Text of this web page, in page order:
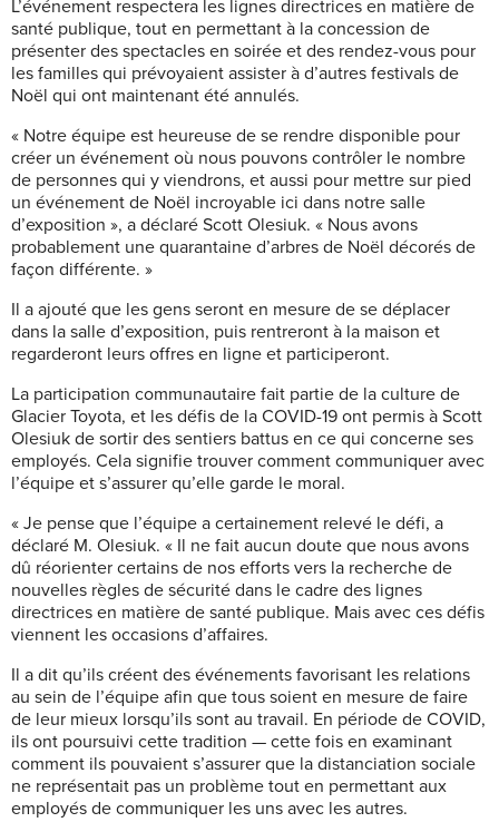
L’événement respectera les lignes directrices en matière de
santé publique, tout en permettant à la concession de
présenter des spectacles en soirée et des rendez-vous pour
les familles qui prévoyaient assister à d’autres festivals de
Noël qui ont maintenant été annulés.
« Notre équipe est heureuse de se rendre disponible pour
créer un événement où nous pouvons contrôler le nombre
de personnes qui y viendrons, et aussi pour mettre sur pied
un événement de Noël incroyable ici dans notre salle
d’exposition », a déclaré Scott Olesiuk. « Nous avons
probablement une quarantaine d’arbres de Noël décorés de
façon différente. »
Il a ajouté que les gens seront en mesure de se déplacer
dans la salle d’exposition, puis rentreront à la maison et
regarderont leurs offres en ligne et participeront.
La participation communautaire fait partie de la culture de
Glacier Toyota, et les défis de la COVID-19 ont permis à Scott
Olesiuk de sortir des sentiers battus en ce qui concerne ses
employés. Cela signifie trouver comment communiquer avec
l’équipe et s’assurer qu’elle garde le moral.
« Je pense que l’équipe a certainement relevé le défi, a
déclaré M. Olesiuk. « Il ne fait aucun doute que nous avons
dû réorienter certains de nos efforts vers la recherche de
nouvelles règles de sécurité dans le cadre des lignes
directrices en matière de santé publique. Mais avec ces défis
viennent les occasions d’affaires.
Il a dit qu’ils créent des événements favorisant les relations
au sein de l’équipe afin que tous soient en mesure de faire
de leur mieux lorsqu’ils sont au travail. En période de COVID,
ils ont poursuivi cette tradition — cette fois en examinant
comment ils pouvaient s’assurer que la distanciation sociale
ne représentait pas un problème tout en permettant aux
employés de communiquer les uns avec les autres.